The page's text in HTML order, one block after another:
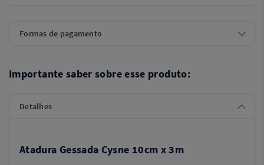
Formas de pagamento
Importante saber sobre esse produto:
Detalhes
Atadura Gessada Cysne 10cm x 3m